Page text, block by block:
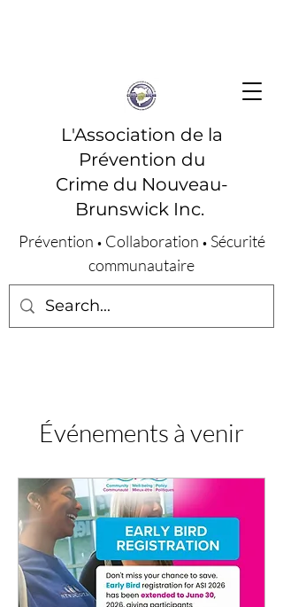
L'Association de la
Prévention du
Crime du Nouveau-
Brunswick Inc.
Prévention • Collaboration • Sécurité
communautaire
Événements à venir